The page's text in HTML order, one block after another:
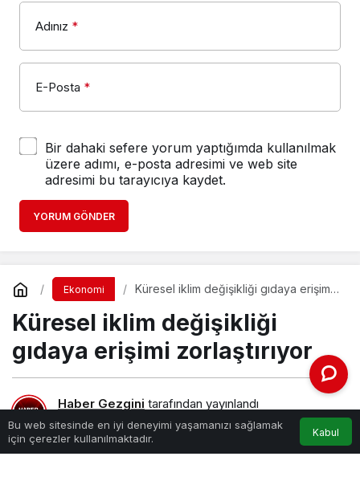
Adınız *
E-Posta *
Bir dahaki sefere yorum yaptığımda kullanılmak
üzere adımı, e-posta adresimi ve web site
adresimi bu tarayıcıya kaydet.
YORUM GÖNDER
Ekonomi
Küresel iklim değişikliği gıdaya erişimi
Küresel iklim değişikliği
gıdaya erişimi zorlaştırıyor
Haber Gezgini tarafından yayınlandı
1 Temmuz 2021, 18:15 yayınlandı
Bu web sitesinde en iyi deneyimi yaşamanızı sağlamak
için çerezler kullanılmaktadır.
Kabul